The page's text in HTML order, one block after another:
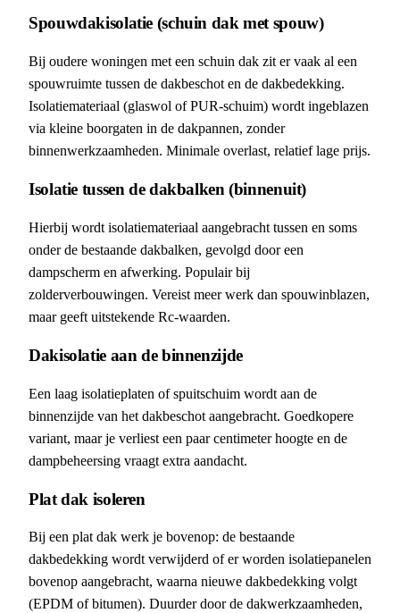
Spouwdakisolatie (schuin dak met spouw)
Bij oudere woningen met een schuin dak zit er vaak al een
spouwruimte tussen de dakbeschot en de dakbedekking.
Isolatiemateriaal (glaswol of PUR-schuim) wordt ingeblazen
via kleine boorgaten in de dakpannen, zonder
binnenwerkzaamheden. Minimale overlast, relatief lage prijs.
Isolatie tussen de dakbalken (binnenuit)
Hierbij wordt isolatiemateriaal aangebracht tussen en soms
onder de bestaande dakbalken, gevolgd door een
dampscherm en afwerking. Populair bij
zolderverbouwingen. Vereist meer werk dan spouwinblazen,
maar geeft uitstekende Rc-waarden.
Dakisolatie aan de binnenzijde
Een laag isolatieplaten of spuitschuim wordt aan de
binnenzijde van het dakbeschot aangebracht. Goedkopere
variant, maar je verliest een paar centimeter hoogte en de
dampbeheersing vraagt extra aandacht.
Plat dak isoleren
Bij een plat dak werk je bovenop: de bestaande
dakbedekking wordt verwijderd of er worden isolatiepanelen
bovenop aangebracht, waarna nieuwe dakbedekking volgt
(EPDM of bitumen). Duurder door de dakwerkzaamheden,